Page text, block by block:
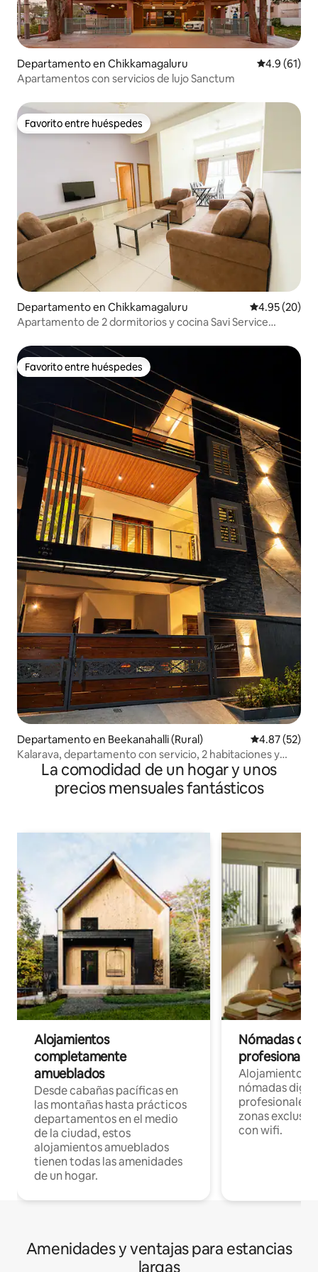
Departamento en Chikkamagaluru Calificación
4.9 (61)
Apartamentos con servicios de lujo Sanctum
Favorito entre huéspedes
Favorito entre huéspedes
Departamento en Chikkamagaluru Calificación
4.95 (20)
Apartamento de 2 dormitorios y cocina Savi Service
Favorito entre huéspedes
Favorito entre huéspedes
Departamento en Beekanahalli (Rural) Calificación
4.87 (52)
Kalarava, departamento con servicio, 2 habitaciones y
2 bañosLa comodidad de un hogar y unos
precios mensuales fantásticos
Alojamientos
completamente
amueblados
Desde cabañas pacíficas en
las montañas hasta prácticos
departamentos en el medio
de la ciudad, estos
alojamientos amueblados
tienen todas las amenidades
de un hogar.
Nómadas
Alojamientos
nómadas
profesionales
zonas
con wifi.
Amenidades y ventajas para estancias
largas